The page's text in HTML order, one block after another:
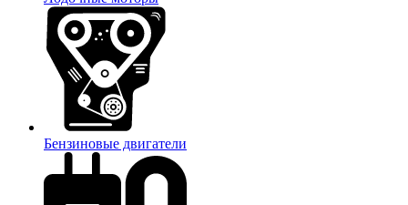
Бензиновые двигатели